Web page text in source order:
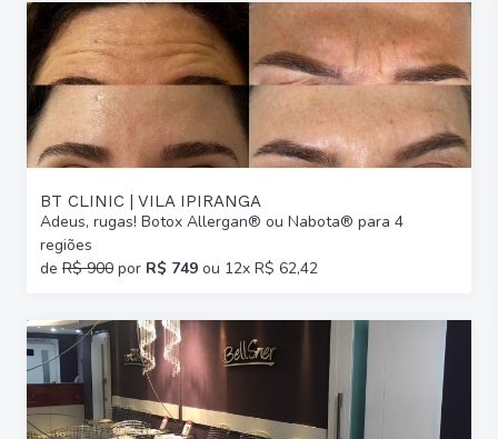
BT CLINIC | VILA IPIRANGA
Adeus, rugas! Botox Allergan® ou Nabota® para 4
regiões
de R$ 900 por R$ 749 ou 12x R$ 62,42